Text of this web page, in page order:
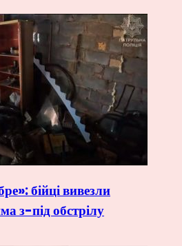
бійці вивезли
з-під обстрілу